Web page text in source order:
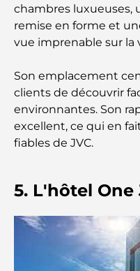
Cartes de crédit
complet pour
Hôpital du DIFC :
mondiale à Dubaï
Rarest Car in the
Beyond Price
rencontre le style
Plateformes de
un guide pour les
chambres luxueuses,
remise en forme et
vue imprenable sur la
Son emplacement
clients de découvrir
environnantes. Son
excellent, ce qui en
fiables de JVC.
5. L'hôtel One